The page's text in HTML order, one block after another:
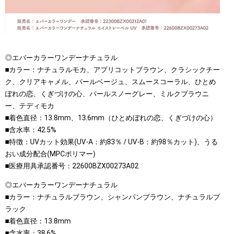
◎エバーカラーワンデーナチュラル
■カラー：ナチュラルモカ、アプリコットブラウン、クラシックチー
ク、クリアキャメル、パールベージュ、スムースコーラル、ひとめ
ぼれの恋、くぎづけの心、パールスノーグレー、ミルクブラウニ
ー、テディモカ
■着色直径：13.8mm、13.6mm（ひとめぼれの恋、くぎづけの心）
■含水率：42.5%
■特徴：UVカット効果(UV-A：約83％ / UV-B：約98％カット)、うる
おい成分配合(MPCポリマー)
■医療用具承認番号：22600BZX00273A02
◎エバーカラーワンデーナチュラル
■カラー：ナチュラルブラウン、シャンパンブラウン、ナチュラルブ
ラック
■着色直径：13.8mm